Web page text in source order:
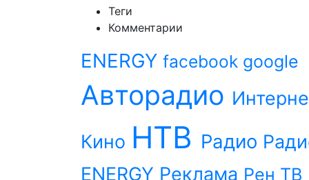
Теги
Комментарии
ENERGY facebook google
Авторадио
Кино НТВ Радио
ENERGY Реклама Рен ТВ